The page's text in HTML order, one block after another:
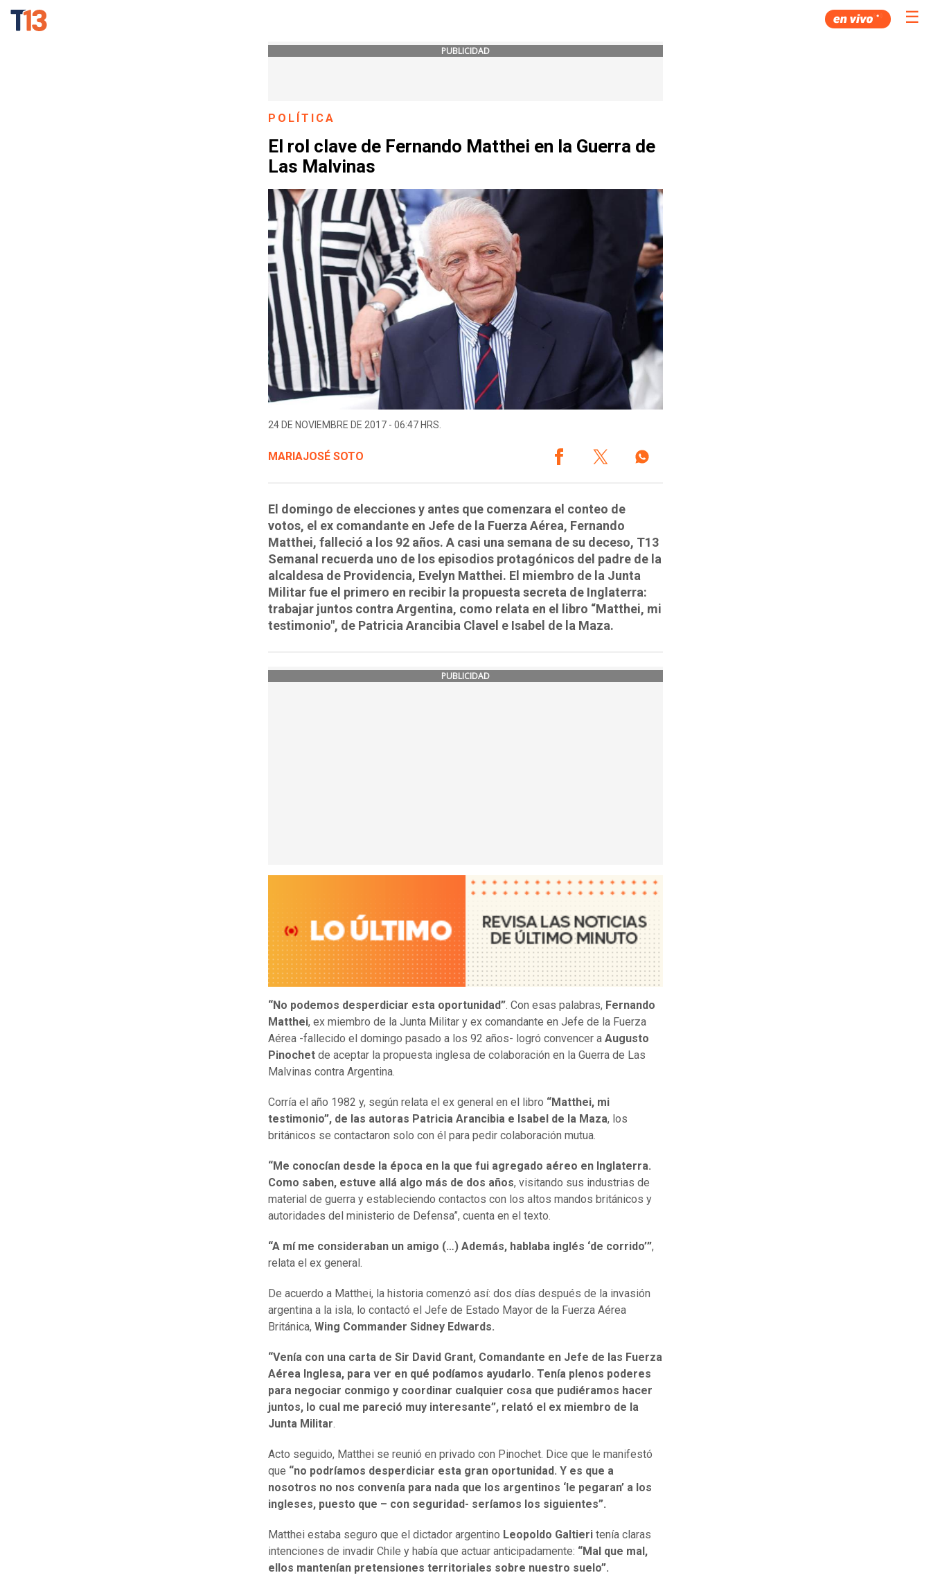
☰
PUBLICIDAD
POLÍTICA
El rol clave de Fernando Matthei en la Guerra de
Las Malvinas
24 DE NOVIEMBRE DE 2017 - 06:47 HRS.
MARIAJOSÉ SOTO
El domingo de elecciones y antes que comenzara el conteo de
votos, el ex comandante en Jefe de la Fuerza Aérea, Fernando
Matthei, falleció a los 92 años. A casi una semana de su deceso, T13
Semanal recuerda uno de los episodios protagónicos del padre de la
alcaldesa de Providencia, Evelyn Matthei. El miembro de la Junta
Militar fue el primero en recibir la propuesta secreta de Inglaterra:
trabajar juntos contra Argentina, como relata en el libro “Matthei, mi
testimonio", de Patricia Arancibia Clavel e Isabel de la Maza.
PUBLICIDAD
“No podemos desperdiciar esta oportunidad”. Con esas palabras, Fernando
Matthei, ex miembro de la Junta Militar y ex comandante en Jefe de la Fuerza
Aérea -fallecido el domingo pasado a los 92 años- logró convencer a Augusto
Pinochet de aceptar la propuesta inglesa de colaboración en la Guerra de Las
Malvinas contra Argentina.
Corría el año 1982 y, según relata el ex general en el libro “Matthei, mi
testimonio”, de las autoras Patricia Arancibia e Isabel de la Maza, los
británicos se contactaron solo con él para pedir colaboración mutua.
“Me conocían desde la época en la que fui agregado aéreo en Inglaterra.
Como saben, estuve allá algo más de dos años, visitando sus industrias de
material de guerra y estableciendo contactos con los altos mandos británicos y
autoridades del ministerio de Defensa”, cuenta en el texto.
“A mí me consideraban un amigo (…) Además, hablaba inglés ‘de corrido’”,
relata el ex general.
De acuerdo a Matthei, la historia comenzó así: dos días después de la invasión
argentina a la isla, lo contactó el Jefe de Estado Mayor de la Fuerza Aérea
Británica, Wing Commander Sidney Edwards.
“Venía con una carta de Sir David Grant, Comandante en Jefe de las Fuerza
Aérea Inglesa, para ver en qué podíamos ayudarlo. Tenía plenos poderes
para negociar conmigo y coordinar cualquier cosa que pudiéramos hacer
juntos, lo cual me pareció muy interesante”, relató el ex miembro de la
Junta Militar.
Acto seguido, Matthei se reunió en privado con Pinochet. Dice que le manifestó
que “no podríamos desperdiciar esta gran oportunidad. Y es que a
nosotros no nos convenía para nada que los argentinos ‘le pegaran’ a los
ingleses, puesto que – con seguridad- seríamos los siguientes”.
Matthei estaba seguro que el dictador argentino Leopoldo Galtieri tenía claras
intenciones de invadir Chile y había que actuar anticipadamente: “Mal que mal,
ellos mantenían pretensiones territoriales sobre nuestro suelo”.